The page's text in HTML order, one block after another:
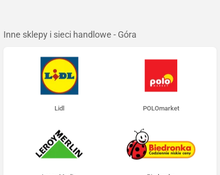
Inne sklepy i sieci handlowe - Góra
Lidl POLOmarket